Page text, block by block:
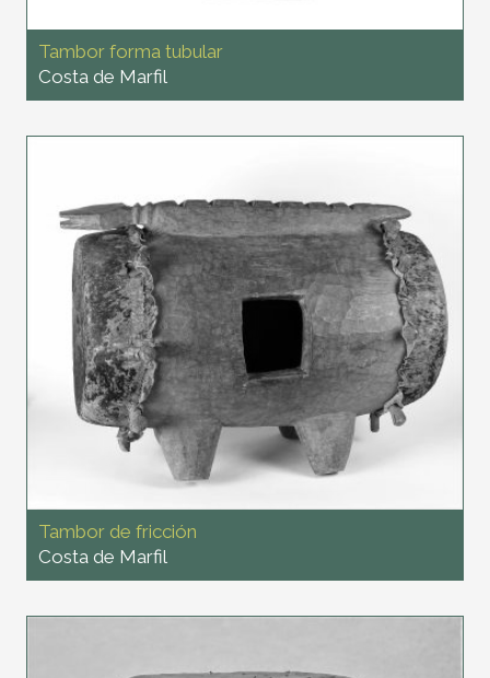
Tambor forma tubular
Costa de Marfil
Tambor de fricción
Costa de Marfil